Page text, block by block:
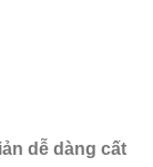
dễ dàng cất